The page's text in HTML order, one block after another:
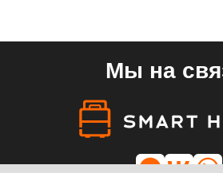
Мы на